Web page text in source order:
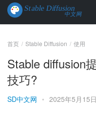
首页 Stable Diffusion 使用
Stable diffusion
技巧?
SD中文网 • 2025年5月15